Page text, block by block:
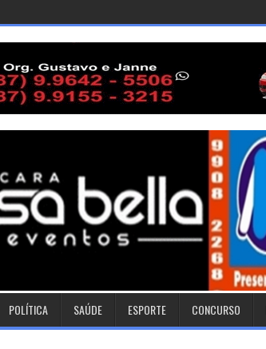
POLÍTICA SAÚDE ESPORTE CONCURSO